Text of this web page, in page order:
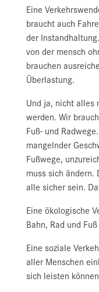
Eine
braucht auch
der
von der mensch
brauchen
Überlastung.
Und ja, nicht alles
werden. Wir
Fuß- und
mangelnder
Fußwege,
muss sich ändern.
alle sicher sein.
Eine ökologische
Bahn, Rad und
Eine soziale
aller Menschen
sich leisten